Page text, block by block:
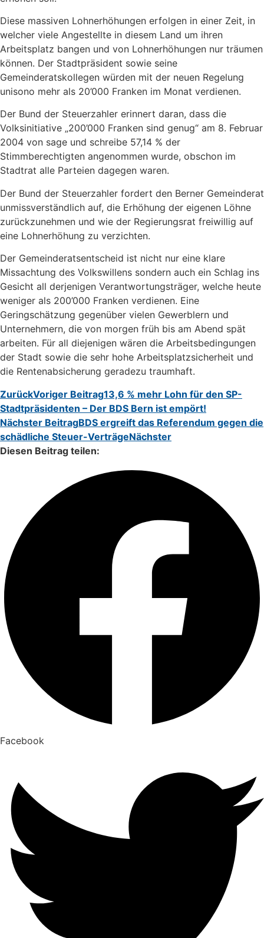
Diese massiven Lohnerhöhungen erfolgen in einer Zeit, in
welcher viele Angestellte in diesem Land um ihren
Arbeitsplatz bangen und von Lohnerhöhungen nur träumen
können. Der Stadtpräsident sowie seine
Gemeinderatskollegen würden mit der neuen Regelung
unisono mehr als 20’000 Franken im Monat verdienen.
Der Bund der Steuerzahler erinnert daran, dass die
Volksinitiative „200’000 Franken sind genug“ am 8. Februar
2004 von sage und schreibe 57,14 % der
Stimmberechtigten angenommen wurde, obschon im
Stadtrat alle Parteien dagegen waren.
Der Bund der Steuerzahler fordert den Berner Gemeinderat
unmissverständlich auf, die Erhöhung der eigenen Löhne
zurückzunehmen und wie der Regierungsrat freiwillig auf
eine Lohnerhöhung zu verzichten.
Der Gemeinderatsentscheid ist nicht nur eine klare
Missachtung des Volkswillens sondern auch ein Schlag ins
Gesicht all derjenigen Verantwortungsträger, welche heute
weniger als 200’000 Franken verdienen. Eine
Geringschätzung gegenüber vielen Gewerblern und
Unternehmern, die von morgen früh bis am Abend spät
arbeiten. Für all diejenigen wären die Arbeitsbedingungen
der Stadt sowie die sehr hohe Arbeitsplatzsicherheit und
die Rentenabsicherung geradezu traumhaft.
ZurückVoriger Beitrag13,6 % mehr Lohn für den SP-
Stadtpräsidenten – Der BDS Bern ist empört!
Nächster BeitragBDS ergreift das Referendum gegen die
schädliche Steuer-VerträgeNächster
Diesen Beitrag teilen:
Facebook